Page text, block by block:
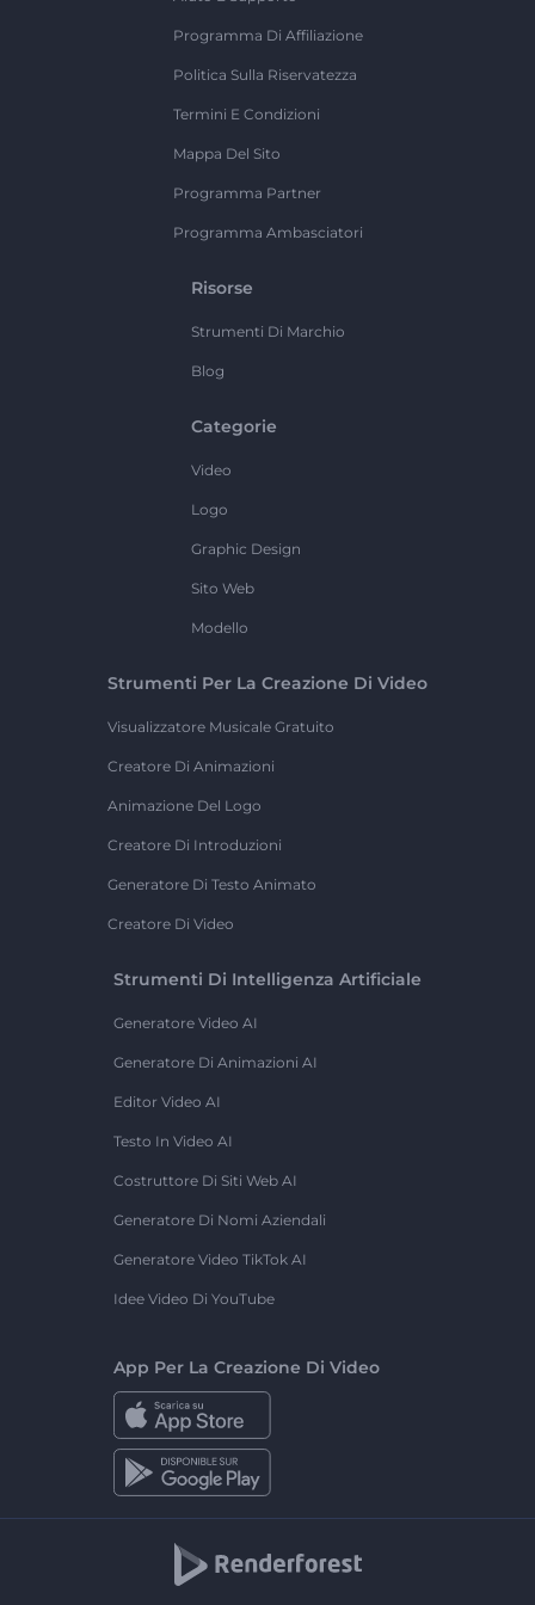
Programma Di Affiliazione
Politica Sulla Riservatezza
Termini E Condizioni
Mappa Del Sito
Programma Partner
Programma Ambasciatori
Risorse
Strumenti Di Marchio
Blog
Categorie
Video
Logo
Graphic Design
Sito Web
Modello
Strumenti Per La Creazione Di Video
Visualizzatore Musicale Gratuito
Creatore Di Animazioni
Animazione Del Logo
Creatore Di Introduzioni
Generatore Di Testo Animato
Creatore Di Video
Strumenti Di Intelligenza Artificiale
Generatore Video AI
Generatore Di Animazioni AI
Editor Video AI
Testo In Video AI
Costruttore Di Siti Web AI
Generatore Di Nomi Aziendali
Generatore Video TikTok AI
Idee Video Di YouTube
App Per La Creazione Di Video